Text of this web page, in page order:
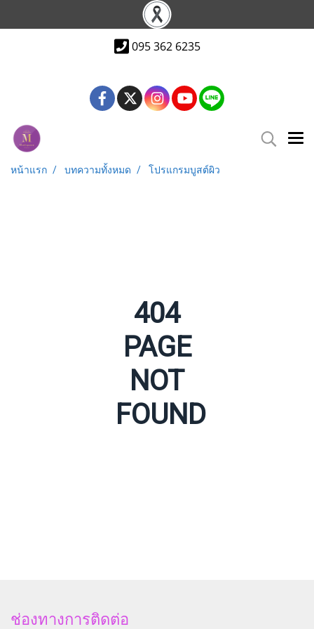
095 362 6235
หน้าแรก บทความทั้งหมด โปรแกรมบูสต์ผิว
404
PAGE
NOT
FOUND
ช่องทางการติดต่อ